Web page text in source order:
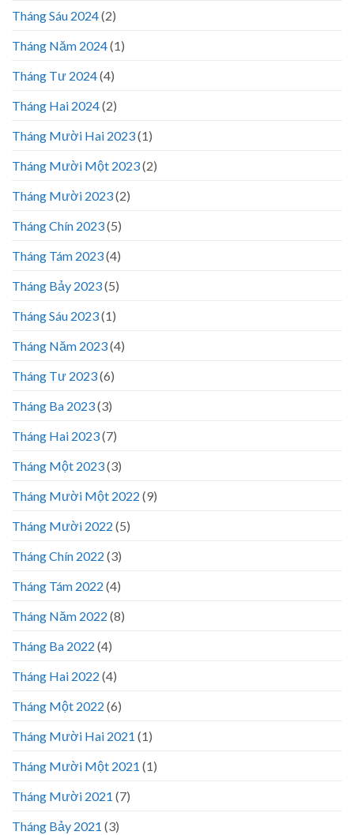
Tháng Sáu 2024(2)
Tháng Năm 2024(1)
Tháng Tư 2024(4)
Tháng Hai 2024(2)
Tháng Mười Hai 2023(1)
Tháng Mười Một 2023(2)
Tháng Mười 2023(2)
Tháng Chín 2023(5)
Tháng Tám 2023(4)
Tháng Bảy 2023(5)
Tháng Sáu 2023(1)
Tháng Năm 2023(4)
Tháng Tư 2023(6)
Tháng Ba 2023(3)
Tháng Hai 2023(7)
Tháng Một 2023(3)
Tháng Mười Một 2022 (9)
Tháng Mười 2022 (5)
Tháng Chín 2022 (3)
Tháng Tám 2022 (4)
Tháng Năm 2022 (8)
Tháng Ba 2022 (4)
Tháng Hai 2022 (4)
Tháng Một 2022 (6)
Tháng Mười Hai 2021 (1)
Tháng Mười Một 2021 (1)
Tháng Mười 2021 (7)
Tháng Bảy 2021 (3)